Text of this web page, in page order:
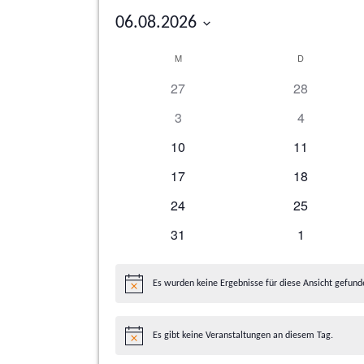
06.08.2026
Kalender
MMONTAG D
0
27
0
28
0
3
0
4
0
10
0
11
0
17
0
18
0
24
0
25
0
31
0
1
Hinweis
Es wurden keine Ergebnisse für diese Ansicht
Hinweis
Es gibt keine Veranstaltungen an diesem Tag.